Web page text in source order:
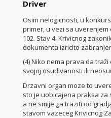
Driver
Osim nelogicnosti, u
primer, u vezi sa
102. Stav 4. Krivicnog
dokumenta izricito
(4) Niko nema prava da
svojoj osuđivanosti ili
Drzavni organ moze to
sto je uobicajena praksa za
a ne smije ga traziti od
stavom vazeceg Krivicnog